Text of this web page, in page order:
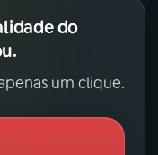
do
um clique.